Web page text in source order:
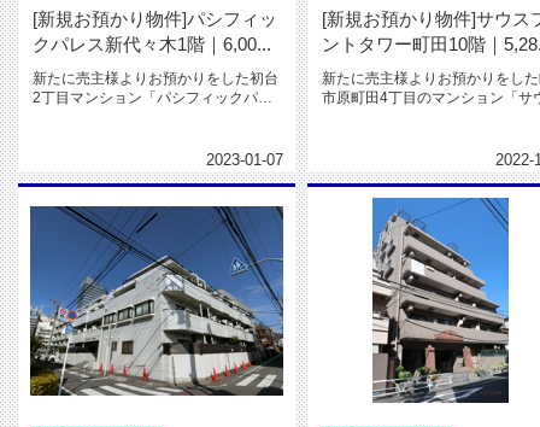
[新規お預かり物件]パシフィッ
クパレス新代々木1階｜6,00...
新たに売主様よりお預かりをした初台
2丁目マンション「パシフィックパレ
2023-01-07
[新規お預かり物件]サウス
ントタワー町田10階｜
新たに売主様よりお預かりをし
市原町田4丁目のマンション「サ
2022-